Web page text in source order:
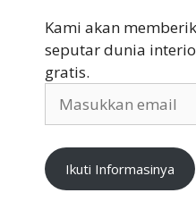
Kami akan
seputar dunia
gratis.
email
Ikuti Informasinya